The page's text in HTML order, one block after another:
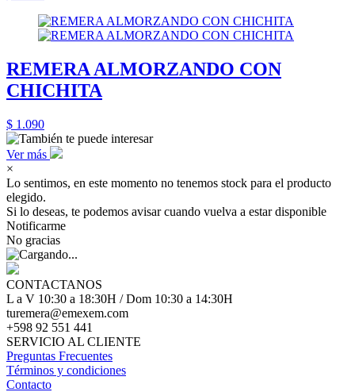
REMERA ALMORZANDO CON
CHICHITA
$ 1.090
Ver más
×
Lo sentimos, en este momento no tenemos stock para el producto
elegido.
Si lo deseas, te podemos avisar cuando vuelva a estar disponible
Notificarme
No gracias
CONTACTANOS
L a V 10:30 a 18:30H / Dom 10:30 a 14:30H
turemera@emexem.com
+598 92 551 441
SERVICIO AL CLIENTE
Preguntas Frecuentes
Términos y condiciones
Contacto